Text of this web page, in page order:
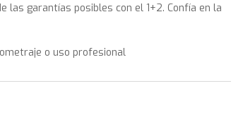
las garantías posibles con el 1+2. Confía en la
o uso profesional